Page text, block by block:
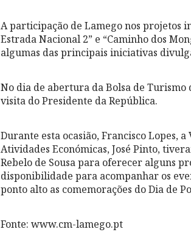
A participação de Lamego nos projetos
Estrada Nacional 2” e “Caminho dos
algumas das principais iniciativas
No dia de abertura da Bolsa de Turismo
visita do Presidente da República.
Durante esta ocasião, Francisco Lopes,
Atividades Económicas, José Pinto,
Rebelo de Sousa para oferecer alguns
disponibilidade para acompanhar os
ponto alto as comemorações do Dia de
Fonte: www.cm-lamego.pt